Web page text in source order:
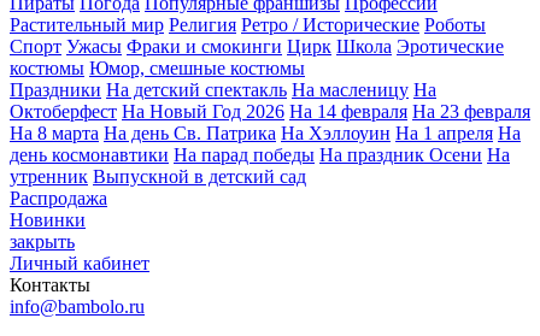
Растительный мир Религия Ретро / Исторические Роботы
Спорт Ужасы Фраки и смокинги Цирк Школа Эротические
костюмы Юмор, смешные костюмы
Праздники На детский спектакль На масленицу На
Октоберфест На Новый Год 2026 На 14 февраля На 23 февраля
На 8 марта На день Св. Патрика На Хэллоуин На 1 апреля На
день космонавтики На парад победы На праздник Осени На
утренник Выпускной в детский сад
Распродажа
Новинки
закрыть
Личный кабинет
Контакты
info@bambolo.ru